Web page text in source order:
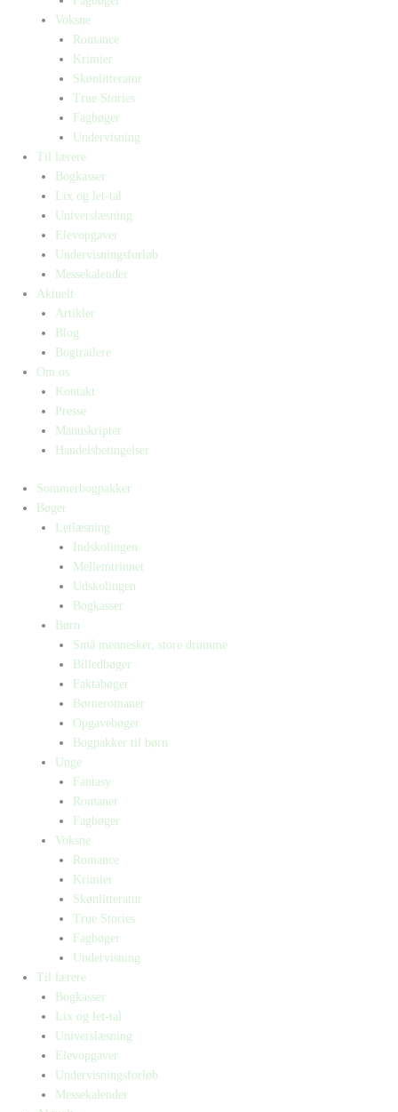
Voksne
Romance
Krimier
Skønlitteratur
True Stories
Fagbøger
Undervisning
Til lærere
Bogkasser
Lix og let-tal
Universlæsning
Elevopgaver
Undervisningsforløb
Messekalender
Aktuelt
Artikler
Blog
Bogtrailere
Om os
Kontakt
Presse
Manuskripter
Handelsbetingelser
Sommerbogpakker
Bøger
Letlæsning
Indskolingen
Mellemtrinnet
Udskolingen
Bogkasser
Børn
Små mennesker, store drømme
Billedbøger
Faktabøger
Børneromaner
Opgavebøger
Bogpakker til børn
Unge
Fantasy
Romaner
Fagbøger
Voksne
Romance
Krimier
Skønlitteratur
True Stories
Fagbøger
Undervisning
Til lærere
Bogkasser
Lix og let-tal
Universlæsning
Elevopgaver
Undervisningsforløb
Messekalender